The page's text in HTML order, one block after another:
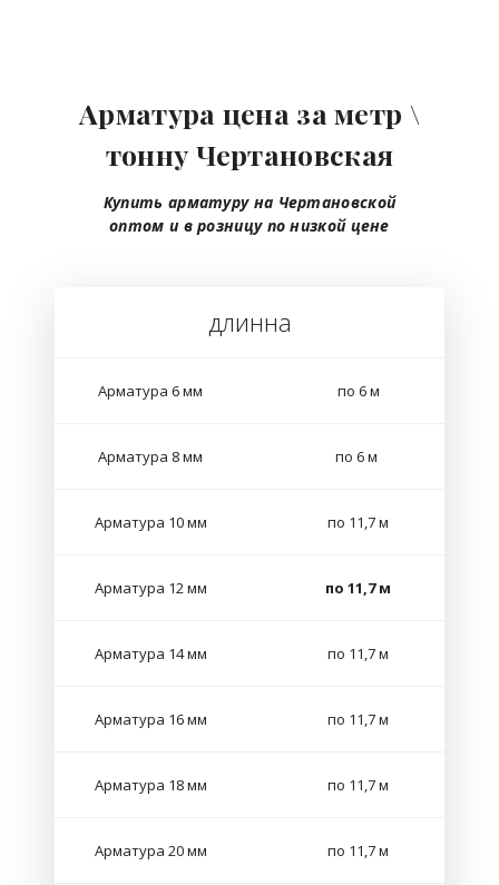
Арматура цена за метр \
тонну Чертановская
Купить арматуру на Чертановской
оптом и в розницу по низкой цене
длинна
Арматура 6 мм по 6 м
Арматура 8 мм по 6 м
Арматура 10 мм по 11,7 м
Арматура 12 мм по 11,7 м
Арматура 14 мм по 11,7 м
Арматура 16 мм по 11,7 м
Арматура 18 мм по 11,7 м
Арматура 20 мм по 11,7 м